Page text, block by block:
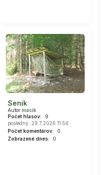
Senik
Autor:macik
Počet hlasov:
9
posledný: 29.7.2026 11:56
Počet komentárov:
0
Zobrazené dnes:
0